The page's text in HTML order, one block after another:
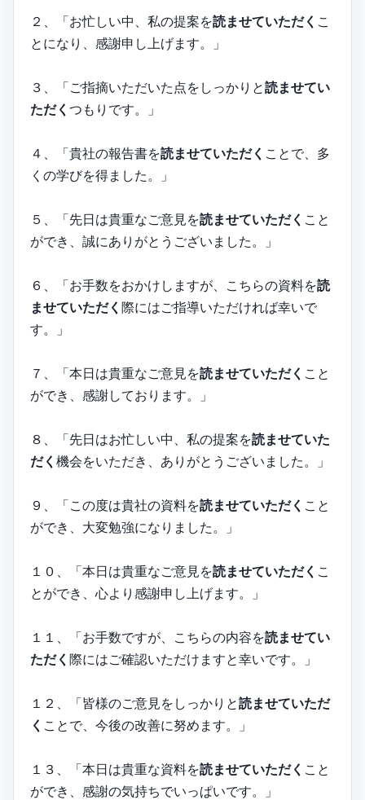
２、「お忙しい中、私の提案を読ませていただく こ
とになり、感謝申し上げます。」
３、「ご指摘いただいた点をしっかりと読ませてい
ただく つもりです。」
４、「貴社の報告書を読ませていただく ことで、多
くの学びを得ました。」
５、「先日は貴重なご意見を読ませていただく こと
ができ、誠にありがとうございました。」
６、「お手数をおかけしますが、こちらの資料を読
ませていただく 際にはご指導いただければ幸いで
す。」
７、「本日は貴重なご意見を読ませていただく こと
ができ、感謝しております。」
８、「先日はお忙しい中、私の提案を読ませていた
だく 機会をいただき、ありがとうございました。」
９、「この度は貴社の資料を読ませていただく こと
ができ、大変勉強になりました。」
１０、「本日は貴重なご意見を読ませていただく こ
とができ、心より感謝申し上げます。」
１１、「お手数ですが、こちらの内容を読ませてい
ただく 際にはご確認いただけますと幸いです。」
１２、「皆様のご意見をしっかりと読ませていただ
く ことで、今後の改善に努めます。」
１３、「本日は貴重な資料を読ませていただく こと
ができ、感謝の気持ちでいっぱいです。」